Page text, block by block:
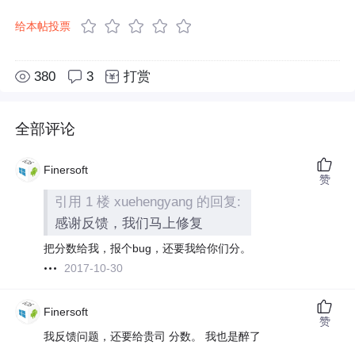
给本帖投票
380 3 打赏
全部评论
Finersoft
引用 1 楼 xuehengyang 的回复:
感谢反馈，我们马上修复
把分数给我，报个bug，还要我给你们分。
2017-10-30
赞
Finersoft
我反馈问题，还要给贵司 分数。 我也是醉了
赞